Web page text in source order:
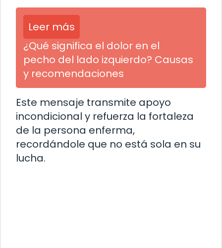
Leer más
¿Qué significa el dolor en el
pecho del lado izquierdo? Causas
y recomendaciones
Este mensaje transmite apoyo
incondicional y refuerza la fortaleza
de la persona enferma,
recordándole que no está sola en su
lucha.